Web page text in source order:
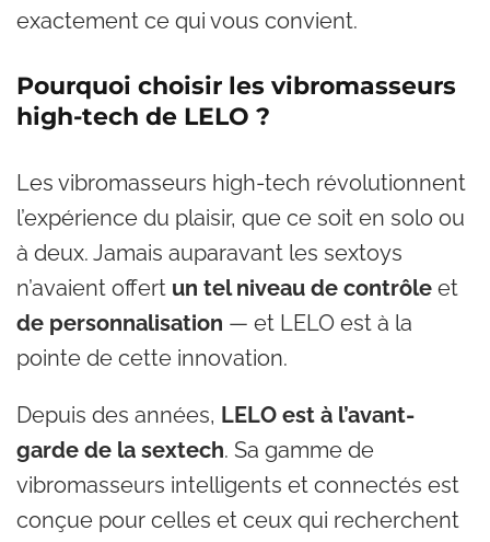
exactement ce qui vous convient.
Pourquoi choisir les vibromasseurs
high-tech de LELO ?
Les vibromasseurs high-tech révolutionnent
l’expérience du plaisir, que ce soit en solo ou
à deux. Jamais auparavant les sextoys
n’avaient offert un tel niveau de contrôle et
de personnalisation — et LELO est à la
pointe de cette innovation.
Depuis des années, LELO est à l’avant-
garde de la sextech. Sa gamme de
vibromasseurs intelligents et connectés est
conçue pour celles et ceux qui recherchent